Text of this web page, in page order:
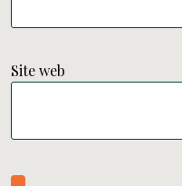
Site web